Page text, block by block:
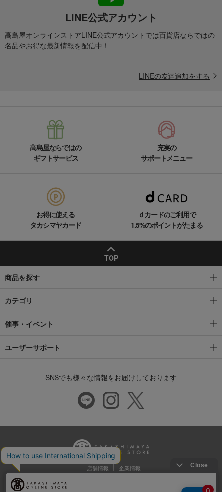
LINE公式アカウント
高島屋オンラインストアLINE公式アカウントでは百貨店ならではの
名品やお得な最新情報を配信中！
LINEの友達追加をする
高島屋ならではの
ギフトサービス
充実の
サポートメニュー
お得に使える
タカシマヤカード
ｄカードのご利用で
1.5%のポイントがたまる
TOP
商品を探す
カテゴリ
催事・イベント
ユーザーサポート
SNSでも様々な情報をお届けしております
店舗情報 企業情報
推奨環境 特定商取引法に基づく表示 プライバシーポリシー